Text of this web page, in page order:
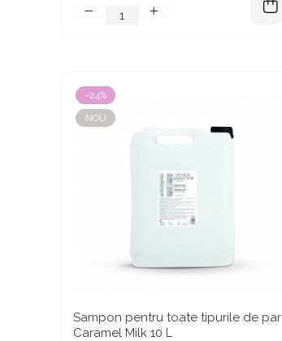
-24%
NOU
Sampon pentru toate tipurile de par
Caramel Milk 10 L